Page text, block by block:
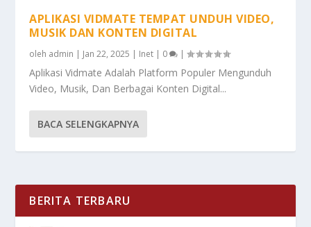
APLIKASI VIDMATE TEMPAT UNDUH VIDEO,
MUSIK DAN KONTEN DIGITAL
oleh admin | Jan 22, 2025 | Inet | 0 |
Aplikasi Vidmate Adalah Platform Populer Mengunduh
Video, Musik, Dan Berbagai Konten Digital...
BACA SELENGKAPNYA
BERITA TERBARU